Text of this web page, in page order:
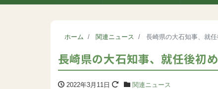
ホーム 関連ニュース 長崎県の大石知事、就
長崎県の大石知事、就任後初
2022年3月11日 関連ニュース